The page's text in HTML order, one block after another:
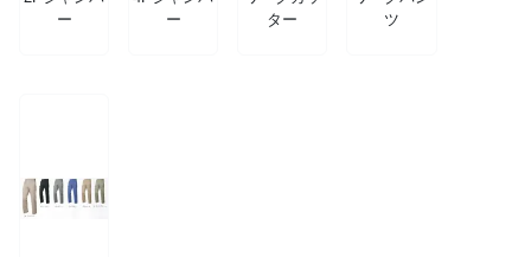
ー
ー
ター
ツ